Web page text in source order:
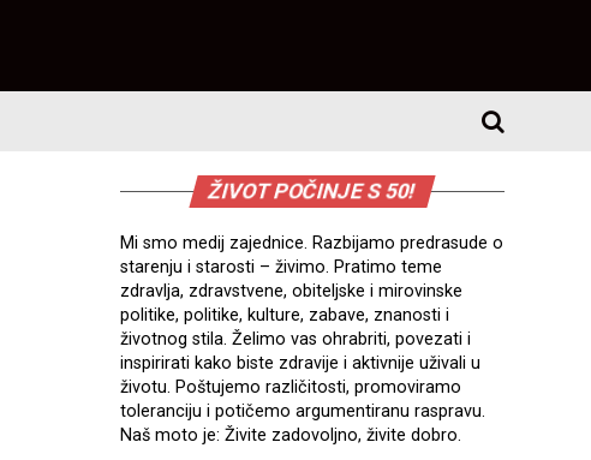
ŽIVOT POČINJE S 50!
Mi smo medij zajednice. Razbijamo predrasude o
starenju i starosti – živimo. Pratimo teme
zdravlja, zdravstvene, obiteljske i mirovinske
politike, politike, kulture, zabave, znanosti i
životnog stila. Želimo vas ohrabriti, povezati i
inspirirati kako biste zdravije i aktivnije uživali u
životu. Poštujemo različitosti, promoviramo
toleranciju i potičemo argumentiranu raspravu.
Naš moto je: Živite zadovoljno, živite dobro.